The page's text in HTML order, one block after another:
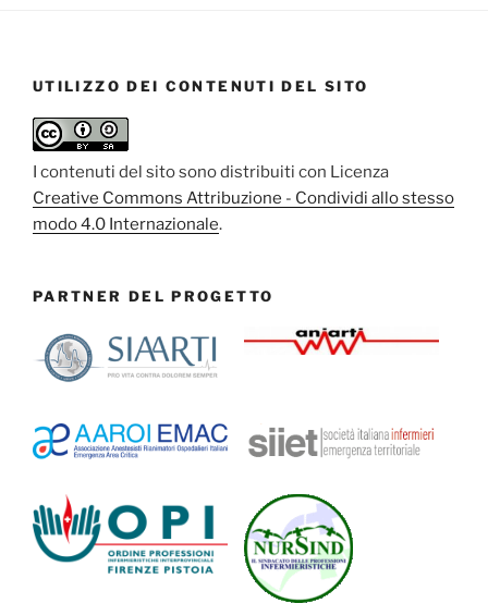
UTILIZZO DEI CONTENUTI DEL SITO
I contenuti del sito sono distribuiti con Licenza
Creative Commons Attribuzione - Condividi allo stesso
modo 4.0 Internazionale.
PARTNER DEL PROGETTO